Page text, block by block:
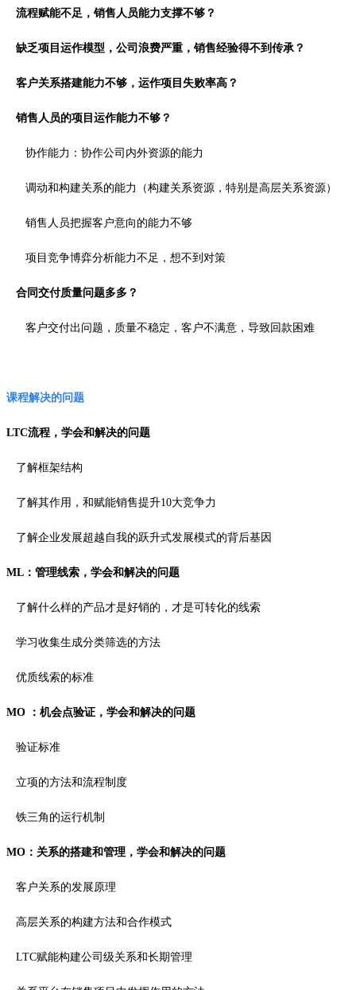
流程赋能不足，销售人员能力支撑不够？
缺乏项目运作模型，公司浪费严重，销售经验得不到传承？
客户关系搭建能力不够，运作项目失败率高？
销售人员的项目运作能力不够？
协作能力：协作公司内外资源的能力
调动和构建关系的能力（构建关系资源，特别是高层关系资源）
销售人员把握客户意向的能力不够
项目竞争博弈分析能力不足，想不到对策
合同交付质量问题多多？
客户交付出问题，质量不稳定，客户不满意，导致回款困难
课程解决的问题
LTC流程，学会和解决的问题
了解框架结构
了解其作用，和赋能销售提升10大竞争力
了解企业发展超越自我的跃升式发展模式的背后基因
ML：管理线索，学会和解决的问题
了解什么样的产品才是好销的，才是可转化的线索
学习收集生成分类筛选的方法
优质线索的标准
MO ：机会点验证，学会和解决的问题
验证标准
立项的方法和流程制度
铁三角的运行机制
MO：关系的搭建和管理，学会和解决的问题
客户关系的发展原理
高层关系的构建方法和合作模式
LTC赋能构建公司级关系和长期管理